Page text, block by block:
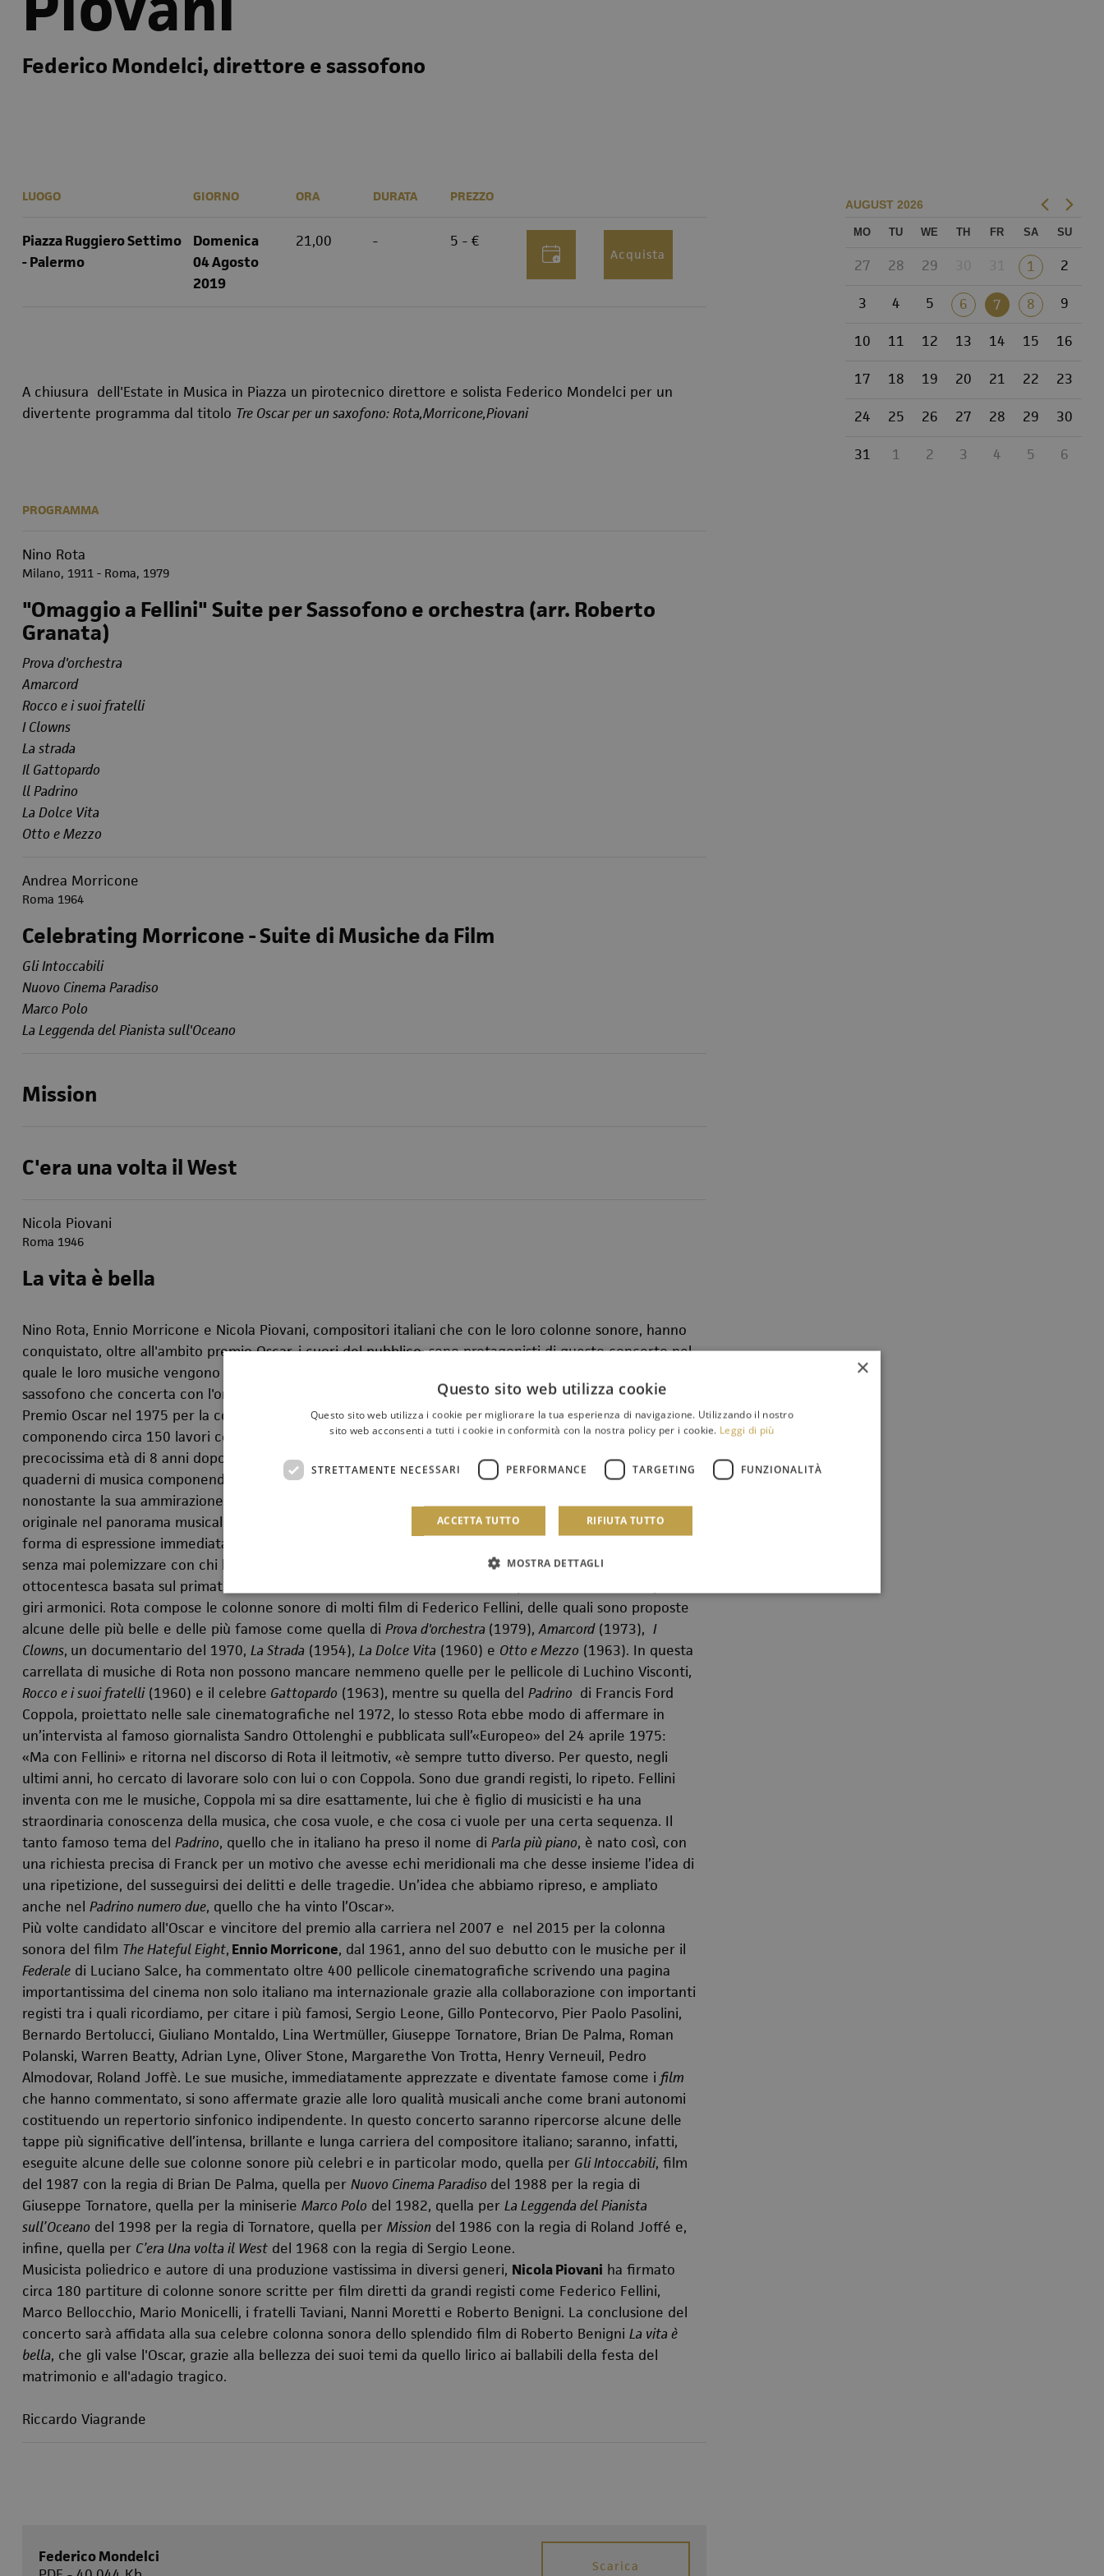
Federico Mondelci, direttore e sassofono
AUGUST 2026
MO TU WE TH FR SA SU
27 28 29 1 2
3 4 5 6 7 8 9
10 11 12 13 14 15 16
17 18 19 20 21 22 23
24 25 26 27 28 29 30
31 1 2 3 4 5 6
LUOGO
Piazza Ruggiero Settimo
- Palermo
GIORNO ORA DURATA PREZZO
Domenica
04 Agosto
2019
21,00 - 5 - €
Acquista
A chiusura dell'Estate in Musica in Piazza un pirotecnico direttore e solista Federico Mondelci per un
divertente programma dal titolo Tre Oscar per un saxofono: Rota,Morricone,Piovani
PROGRAMMA
Nino Rota
Milano, 1911 - Roma, 1979
"Omaggio a Fellini" Suite per Sassofono e orchestra (arr. Roberto
Granata)
Prova d'orchestra
Amarcord
Rocco e i suoi fratelli
I Clowns
La strada
Il Gattopardo
ll Padrino
La Dolce Vita
Otto e Mezzo
Andrea Morricone
Roma 1964
Celebrating Morricone - Suite di Musiche da Film
Gli Intoccabili
Nuovo Cinema Paradiso
Marco Polo
La Leggenda del Pianista sull'Oceano
Mission
C'era una volta il West
Nicola Piovani
Roma 1946
La vita è bella
Nino Rota, Ennio Morricone e Nicola Piovani, compositori italiani che con le loro colonne sonore, hanno
conquistato, oltre all'ambito premio Oscar, i cuori del pubblico, sono protagonisti di questo concerto nel
quale le loro musiche vengono riproposte in una nuova veste strumentale: protagonista è, infatti, un
sassofono che concerta con l'orchestra facendo rivivere quelle melodie immortali.
Premio Oscar nel 1975 per la colonna sonora delPadrino II,Nino Rota si dedicò a tutti i generi musicali
componendo circa 150 lavori con lo stesso impegno e con quelle straordinarie doti musicali che, alla
precocissima età di 8 anni dopo un solo anno di studio di solfeggio, gli avevano consentito di riempire
quaderni di musica componendo sinfonie e oratori. Pur essendo stato allievo di Pizzetti e di Casella e
nonostante la sua ammirazione per Stravinskij, che conobbe personalmente, Nino Rota fu una voce
originale nel panorama musicale del Novecento; egli, convinto del fatto che la musica debba essere una
forma di espressione immediata e ingenua, si tenne lontano dalle tecniche musicali novecentesche
senza mai polemizzare con chi le propugnava e rimase fedele ad una concezione musicale ancora
ottocentesca basata sul primato della melodia e su una struttura tonale semplice e aliena da complicati
giri armonici. Rota compose le colonne sonore di molti film di Federico Fellini, delle quali sono proposte
alcune delle più belle e delle più famose come quella di Prova d'orchestra (1979),Amarcord(1973), I
Clowns, un documentario del 1970, La Strada (1954), La Dolce Vita (1960) e Otto e Mezzo (1963). In questa
carrellata di musiche di Rota non possono mancare nemmeno quelle per le pellicole di Luchino Visconti,
Rocco e i suoi fratelli(1960) e il celebre Gattopardo (1963), mentre su quella del Padrino di Francis Ford
Coppola, proiettato nelle sale cinematografiche nel 1972, lo stesso Rota ebbe modo di affermare in
un’intervista al famoso giornalista Sandro Ottolenghi e pubblicata sull’«Europeo» del 24 aprile 1975:
«Ma con Fellini» e ritorna nel discorso di Rota il leitmotiv, «è sempre tutto diverso. Per questo, negli
ultimi anni, ho cercato di lavorare solo con lui o con Coppola. Sono due grandi registi, lo ripeto. Fellini
inventa con me le musiche, Coppola mi sa dire esattamente, lui che è figlio di musicisti e ha una
straordinaria conoscenza della musica, che cosa vuole, e che cosa ci vuole per una certa sequenza. Il
tanto famoso tema del Padrino, quello che in italiano ha preso il nome di Parla più piano, è nato così, con
una richiesta precisa di Franck per un motivo che avesse echi meridionali ma che desse insieme l’idea di
una ripetizione, del susseguirsi dei delitti e delle tragedie. Un’idea che abbiamo ripreso, e ampliato
anche nel Padrino numero due, quello che ha vinto l’Oscar».
Più volte candidato all'Oscar e vincitore del premio alla carriera nel 2007 e nel 2015 per la colonna
sonora del film The Hateful Eight, Ennio Morricone, dal 1961, anno del suo debutto con le musiche per il
Federaledi Luciano Salce, ha commentato oltre 400 pellicole cinematografiche scrivendo una pagina
importantissima del cinema non solo italiano ma internazionale grazie alla collaborazione con importanti
registi tra i quali ricordiamo, per citare i più famosi, Sergio Leone, Gillo Pontecorvo, Pier Paolo Pasolini,
Bernardo Bertolucci, Giuliano Montaldo, Lina Wertmüller, Giuseppe Tornatore, Brian De Palma, Roman
Polanski, Warren Beatty, Adrian Lyne, Oliver Stone, Margarethe Von Trotta, Henry Verneuil, Pedro
Almodovar, Roland Joffè. Le sue musiche, immediatamente apprezzate e diventate famose come i film
che hanno commentato, si sono affermate grazie alle loro qualità musicali anche come brani autonomi
costituendo un repertorio sinfonico indipendente. In questo concerto saranno ripercorse alcune delle
tappe più significative dell’intensa, brillante e lunga carriera del compositore italiano; saranno, infatti,
eseguite alcune delle sue colonne sonore più celebri e in particolar modo, quella per Gli Intoccabili, film
del 1987 con la regia di Brian De Palma, quella per Nuovo Cinema Paradiso del 1988 per la regia di
Giuseppe Tornatore, quella per la miniserie Marco Polo del 1982, quella per La Leggenda del Pianista
sull’Oceano del 1998 per la regia di Tornatore, quella per Missiondel 1986 con la regia di Roland Joffé e,
infine, quella per C’era Una volta il Westdel 1968 con la regia di Sergio Leone.
Musicista poliedrico e autore di una produzione vastissima in diversi generi, Nicola Piovani ha firmato
circa 180 partiture di colonne sonore scritte per film diretti da grandi registi come Federico Fellini,
Marco Bellocchio, Mario Monicelli, i fratelli Taviani, Nanni Moretti e Roberto Benigni. La conclusione del
concerto sarà affidata alla sua celebre colonna sonora dello splendido film di Roberto Benigni La vita è
bella, che gli valse l'Oscar, grazie alla bellezza dei suoi temi da quello lirico ai ballabili della festa del
matrimonio e all'adagio tragico.
Riccardo Viagrande
Federico Mondelci
Scarica
×
Questo sito web utilizza cookie
Questo sito web utilizza i cookie per migliorare la tua esperienza di navigazione. Utilizzando il nostro
sito web acconsenti a tutti i cookie in conformità con la nostra policy per i cookie. Leggi di più
STRETTAMENTE NECESSARI PERFORMANCE TARGETING FUNZIONALITÀ
ACCETTA TUTTO RIFIUTA TUTTO
MOSTRA DETTAGLI